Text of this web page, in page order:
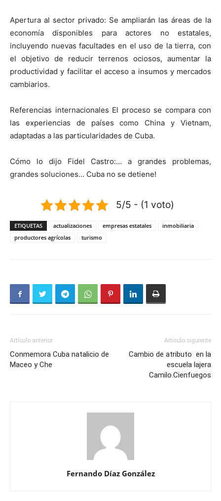
Apertura al sector privado: Se ampliarán las áreas de la
economía disponibles para actores no estatales,
incluyendo nuevas facultades en el uso de la tierra, con
el objetivo de reducir terrenos ociosos, aumentar la
productividad y facilitar el acceso a insumos y mercados
cambiarios.
Referencias internacionales El proceso se compara con
las experiencias de países como China y Vietnam,
adaptadas a las particularidades de Cuba.
Cómo lo dijo Fidel Castro:… a grandes problemas,
grandes soluciones… Cuba no se detiene!
5/5 - (1 voto)
ETIQUETAS actualizaciones empresas estatales
inmobiliaria
productores agrícolas
turismo
Artículo anterior
Conmemora Cuba natalicio de
Maceo y Che
Artículo siguiente
Cambio de atributo en la
escuela lajera
Camilo.Cienfuegos
Fernando Díaz González